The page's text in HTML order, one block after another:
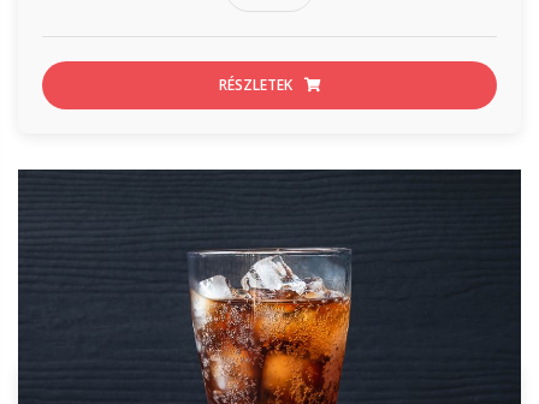
RÉSZLETEK